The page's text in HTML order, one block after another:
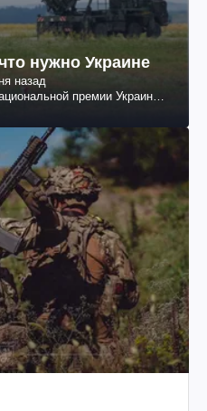
нужно Украине
назад
премии Украины